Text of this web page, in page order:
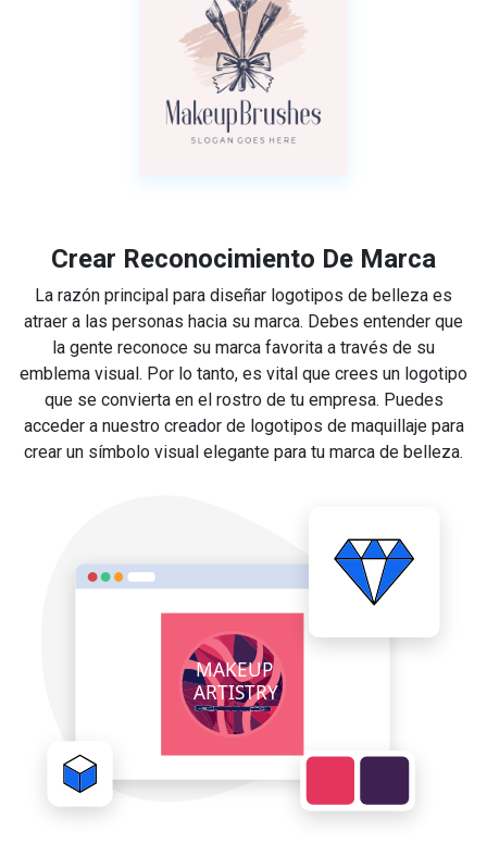
Crear Reconocimiento De Marca
La razón principal para diseñar logotipos de belleza es
atraer a las personas hacia su marca. Debes entender que
la gente reconoce su marca favorita a través de su
emblema visual. Por lo tanto, es vital que crees un logotipo
que se convierta en el rostro de tu empresa. Puedes
acceder a nuestro creador de logotipos de maquillaje para
crear un símbolo visual elegante para tu marca de belleza.